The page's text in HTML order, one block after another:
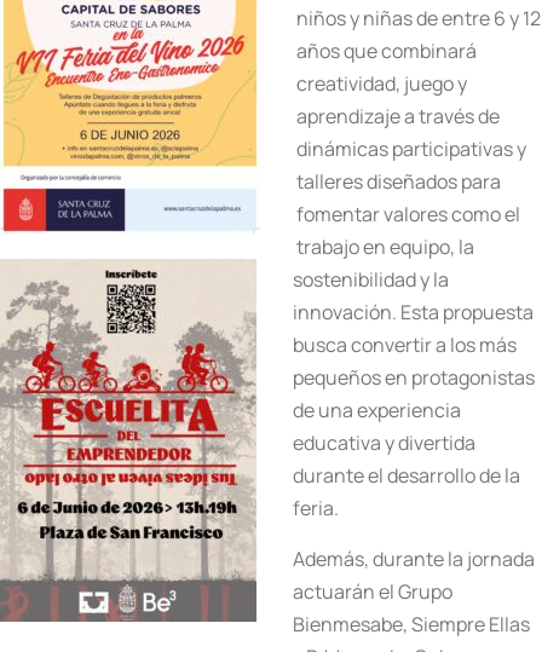
niños y niñas de entre 6 y 12
años que combinará
creatividad, juego y
aprendizaje a través de
dinámicas participativas y
talleres diseñados para
fomentar valores como el
trabajo en equipo, la
sostenibilidad y la
innovación. Esta propuesta
busca convertir a los más
pequeños en protagonistas
de una experiencia
educativa y divertida
durante el desarrollo de la
feria.
Además, durante la jornada
actuarán el Grupo
Bienmesabe, Siempre Ellas